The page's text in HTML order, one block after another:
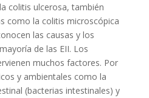
colitis ulcerosa, también
como la colitis microscópica
las causas y los
de las EII. Los
muchos factores. Por
y ambientales como la
(bacterias intestinales) y